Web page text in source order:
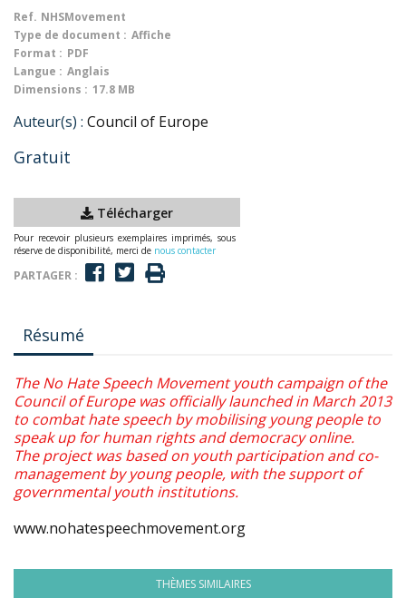
Ref. NHSMovement
Type de document : Affiche
Format : PDF
Langue : Anglais
Dimensions : 17.8 MB
Auteur(s) : Council of Europe
Gratuit
Télécharger
Pour recevoir plusieurs exemplaires imprimés, sous
réserve de disponibilité, merci de nous contacter
PARTAGER :
Résumé
The No Hate Speech Movement youth campaign of the
Council of Europe was officially launched in March 2013
to combat hate speech by mobilising young people to
speak up for human rights and democracy online.
The project was based on youth participation and co-
management by young people, with the support of
governmental youth institutions.
www.nohatespeechmovement.org
THÈMES SIMILAIRES